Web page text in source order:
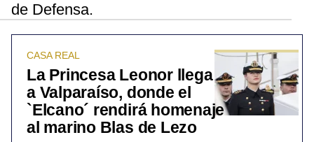
de Defensa.
CASA REAL
La Princesa Leonor llega
a Valparaíso, donde el
`Elcano´ rendirá homenaje
al marino Blas de Lezo